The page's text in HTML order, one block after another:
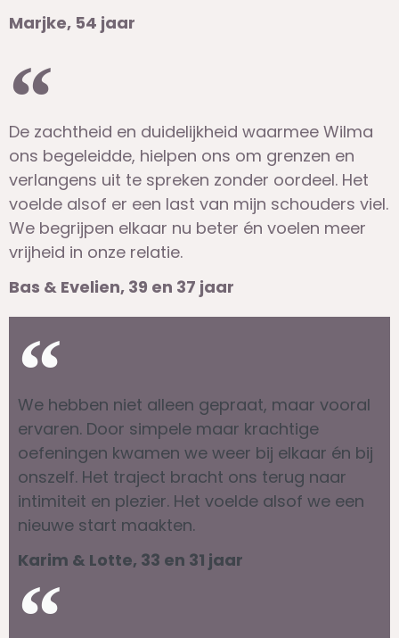
Marjke, 54 jaar
De zachtheid en duidelijkheid waarmee Wilma
ons begeleidde, hielpen ons om grenzen en
verlangens uit te spreken zonder oordeel. Het
voelde alsof er een last van mijn schouders viel.
We begrijpen elkaar nu beter én voelen meer
vrijheid in onze relatie.
Bas & Evelien, 39 en 37 jaar
We hebben niet alleen gepraat, maar vooral
ervaren. Door simpele maar krachtige
oefeningen kwamen we weer bij elkaar én bij
onszelf. Het traject bracht ons terug naar
intimiteit en plezier. Het voelde alsof we een
nieuwe start maakten.
Karim & Lotte, 33 en 31 jaar